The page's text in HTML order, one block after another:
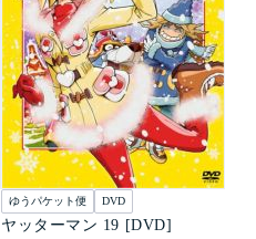
ゆうパケット便 DVD
ヤッターマン 19 [DVD]